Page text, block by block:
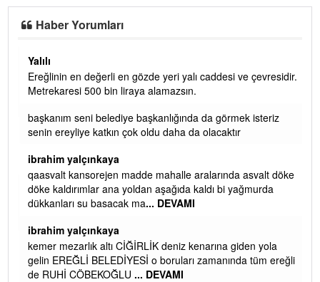
Haber Yorumları
Yalılı
Ereğlinin en değerli en gözde yeri yalı caddesi ve çevresidir.
Metrekaresi 500 bin liraya alamazsın.
başkanım seni belediye başkanlığında da görmek isteriz
senin ereyliye katkın çok oldu daha da olacaktır
ibrahim yalçınkaya
qaasvalt kansorejen madde mahalle aralarında asvalt döke
döke kaldırımlar ana yoldan aşağıda kaldı bi yağmurda
dükkanları su basacak ma... DEVAMI
ibrahim yalçınkaya
kemer mezarlık altı CİĞİRLİK deniz kenarına giden yola
gelin EREĞLİ BELEDİYESİ o boruları zamanında tüm ereğli
de RUHİ CÖBEKOĞLU ... DEVAMI